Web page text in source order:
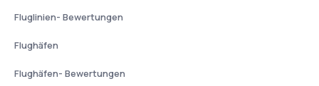
Fluglinien- Bewertungen
Flughäfen
Flughäfen- Bewertungen